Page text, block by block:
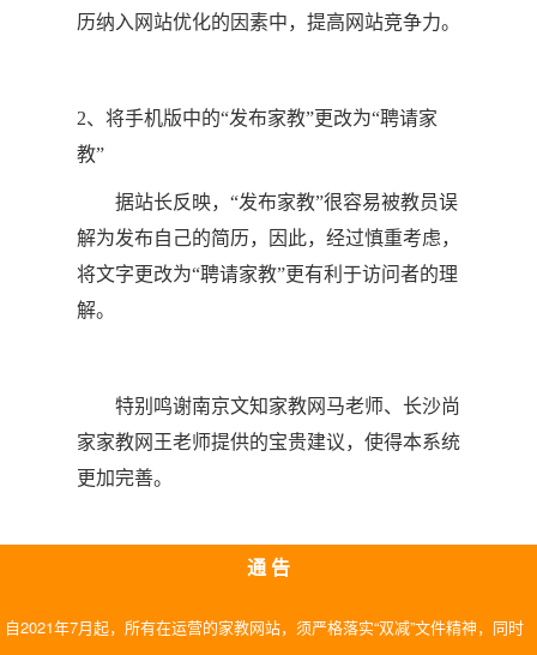
历纳入网站优化的因素中，提高网站竞争力。
2、将手机版中的“发布家教”更改为“聘请家
教”
据站长反映，“发布家教”很容易被教员误
解为发布自己的简历，因此，经过慎重考虑，
将文字更改为“聘请家教”更有利于访问者的理
解。
特别鸣谢南京文知家教网马老师、长沙尚
家家教网王老师提供的宝贵建议，使得本系统
更加完善。
通 告
自2021年7月起，所有在运营的家教网站，须严格落实“双减”文件精神，同时